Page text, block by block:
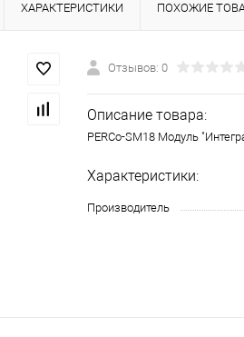
ХАРАКТЕРИСТИКИ ПОХОЖИЕ
Отзывов: 0
Описание товара:
PERCo-SM18 Модуль
Характеристики:
Производитель